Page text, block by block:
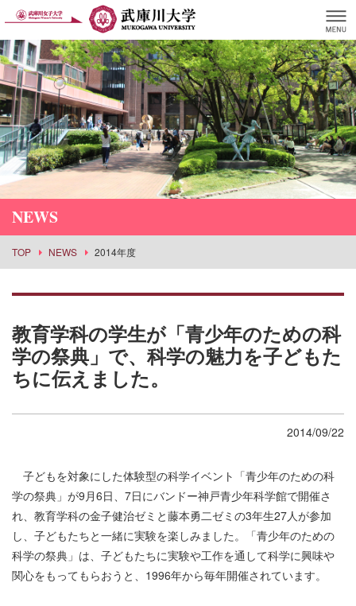
NEWS
TOP NEWS 2014年度
教育学科の学生が「青少年のための科
学の祭典」で、科学の魅力を子どもた
ちに伝えました。
2014/09/22
子どもを対象にした体験型の科学イベント「青少年のための科
学の祭典」が9月6日、7日にバンドー神戸青少年科学館で開催さ
れ、教育学科の金子健治ゼミと藤本勇二ゼミの3年生27人が参加
し、子どもたちと一緒に実験を楽しみました。「青少年のための
科学の祭典」は、子どもたちに実験や工作を通して科学に興味や
関心をもってもらおうと、1996年から毎年開催されています。